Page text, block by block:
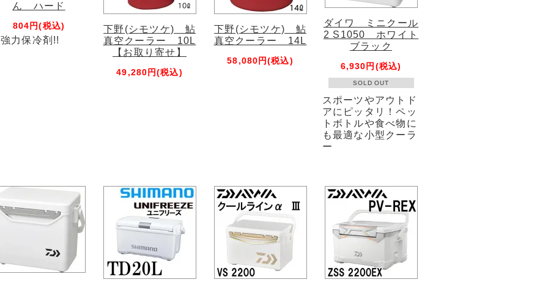
ん ハード
804円(税込)
力保冷剤!!
下野(シモツケ) 鮎
真空クーラー 10L
【お取り寄せ】
49,280円(税込)
下野(シモツケ) 鮎
真空クーラー 14L
58,080円(税込)
ダイワ ミニクール
2 S1050 ホワイト
ブラック
6,930円(税込)
SOLD OUT
スポーツやアウトド
アにピッタリ！ペッ
トボトルや食べ物に
も最適な小型クーラ
ー